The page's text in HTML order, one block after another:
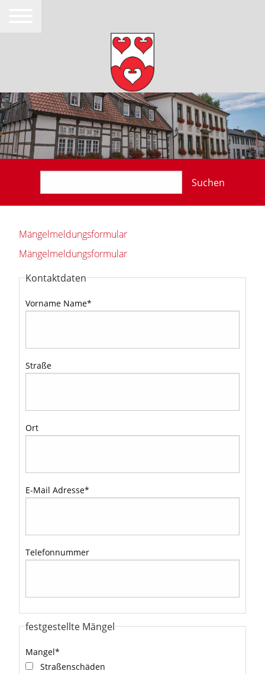
Suchen
Mängelmeldungsformular
Mängelmeldungsformular
Kontaktdaten
Vorname Name*
Straße
Ort
E-Mail Adresse*
Telefonnummer
festgestellte Mängel
Mangel*
Straßenschäden